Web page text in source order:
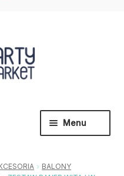
Menu
BALONY